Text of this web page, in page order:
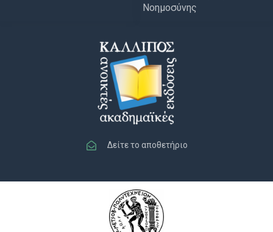
Νοημοσύνης
Δείτε το αποθετήριο